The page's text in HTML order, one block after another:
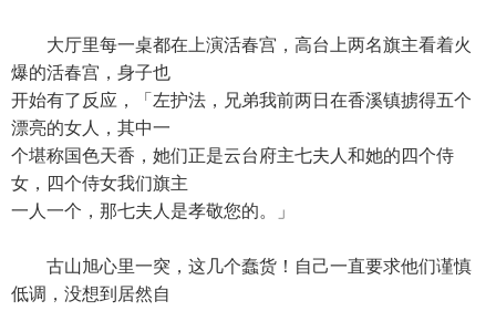
大厅里每一桌都在上演活春宫，高台上两名旗主看着火
爆的活春宫，身子也
开始有了反应，「左护法，兄弟我前两日在香溪镇掳得五个
漂亮的女人，其中一
个堪称国色天香，她们正是云台府主七夫人和她的四个侍
女，四个侍女我们旗主
一人一个，那七夫人是孝敬您的。」
古山旭心里一突，这几个蠢货！自己一直要求他们谨慎
低调，没想到居然自